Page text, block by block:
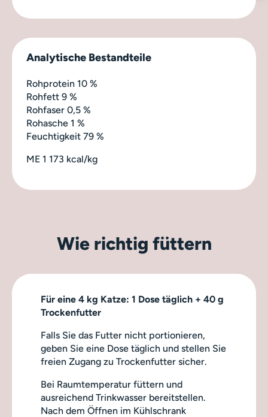
Analytische Bestandteile
Rohprotein 10 %
Rohfett 9 %
Rohfaser 0,5 %
Rohasche 1 %
Feuchtigkeit 79 %
ME 1 173 kcal/kg
Wie richtig füttern
Für eine 4 kg Katze: 1 Dose täglich + 40 g
Trockenfutter
Falls Sie das Futter nicht portionieren,
geben Sie eine Dose täglich und stellen Sie
freien Zugang zu Trockenfutter sicher.
Bei Raumtemperatur füttern und
ausreichend Trinkwasser bereitstellen.
Nach dem Öffnen im Kühlschrank